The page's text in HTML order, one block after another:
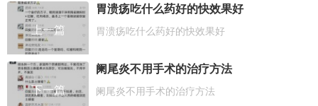
上一篇
胃溃疡吃什么药好的快效果好
胃溃疡吃什么药好的快效果好
下一篇
阑尾炎不用手术的治疗方法
阑尾炎不用手术的治疗方法